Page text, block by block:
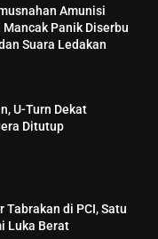
Amunisi
Mancak Panik Diserbu
Suara Ledakan
U-Turn Dekat
Ditutup
Tabrakan di PCI, Satu
Luka Berat